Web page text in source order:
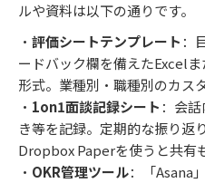
ルや資料は以下の通りです。
・ 評価シートテンプレート ：
ードバック欄を備えたExcel
形式。業種別・職種別のカス
・ 1on1面談記録シート ：会
き等を記録。定期的な振り
Dropbox Paperを使うと共有
・ OKR管理ツール：「Asana